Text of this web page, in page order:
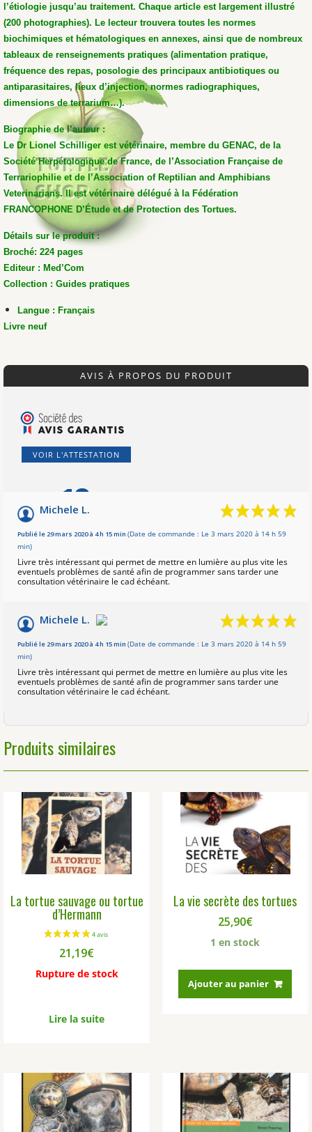
l’étiologie jusqu’au traitement. Chaque article est largement illustré
(200 photographies). Le lecteur trouvera toutes les normes
biochimiques et hématologiques en annexes, ainsi que de nombreux
tableaux de renseignements pratiques (alimentation pratique,
fréquence des repas, posologie des principaux antibiotiques ou
antiparasitaires, lieux d’injection, normes radiographiques,
dimensions de terrarium…).
Biographie de l’auteur :
Le Dr Lionel Schilliger est vétérinaire, membre du GENAC, de la
Société Herpétologique de France, de l’Association Française de
Terrariophilie et de l’Association of Reptilian and Amphibians
Veterinarians. Il est vétérinaire délégué à la Fédération
FRANCOPHONE D’Étude et de Protection des Tortues.
Détails sur le produit :
Broché: 224 pages
Editeur : Med’Com
Collection : Guides pratiques
Langue : Français
Livre neuf
AVIS À PROPOS DU PRODUIT
VOIR L'ATTESTATION
10
Basé sur 2 avis
Michele L.
Publié le 29 mars 2020 à 4 h 15 min (Date de commande : Le 3 mars 2020 à 14 h 59
min)
Livre très intéressant qui permet de mettre en lumière au plus vite les
eventuels problèmes de santé afin de programmer sans tarder une
consultation vétérinaire le cad échéant.
Michele L.
Publié le 29 mars 2020 à 4 h 15 min (Date de commande : Le 3 mars 2020 à 14 h 59
min)
Livre très intéressant qui permet de mettre en lumière au plus vite les
eventuels problèmes de santé afin de programmer sans tarder une
consultation vétérinaire le cad échéant.
Produits similaires
La tortue sauvage ou tortue
d’Hermann
21,19€
Rupture de stock
Lire la suite
La vie secrète des tortues
25,90€
1 en stock
Ajouter au panier